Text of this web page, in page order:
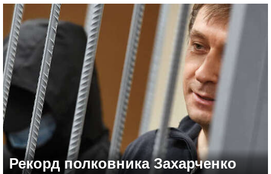
+6
Рекорд полковника Захарченко